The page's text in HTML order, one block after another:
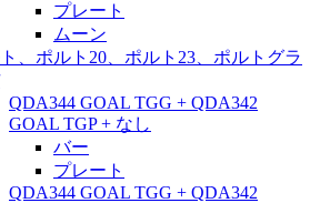
プレート
ムーン
、ポルト20、ポルト23、ポルトグラ
QDA344 GOAL TGG + QDA342
GOAL TGP + なし
バー
プレート
QDA344 GOAL TGG + QDA342